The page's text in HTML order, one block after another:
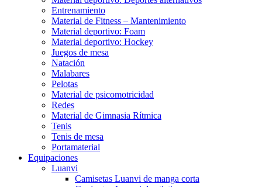
Entrenamiento
Material de Fitness – Mantenimiento
Material deportivo: Foam
Material deportivo: Hockey
Juegos de mesa
Natación
Malabares
Pelotas
Material de psicomotricidad
Redes
Material de Gimnasia Rítmica
Tenis
Tenis de mesa
Portamaterial
Equipaciones
Luanvi
Camisetas Luanvi de manga corta